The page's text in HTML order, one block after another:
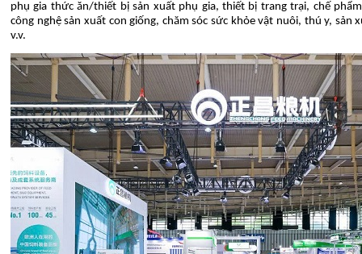
phụ gia thức ăn/thiết bị sản xuất phụ gia, thiết bị trang trại, chế
công nghệ sản xuất con giống, chăm sóc sức khỏe vật nuôi, thú y, sản
v.v.